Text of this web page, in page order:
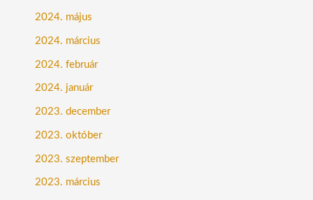
2024. május
2024. március
2024. február
2024. január
2023. december
2023. október
2023. szeptember
2023. március